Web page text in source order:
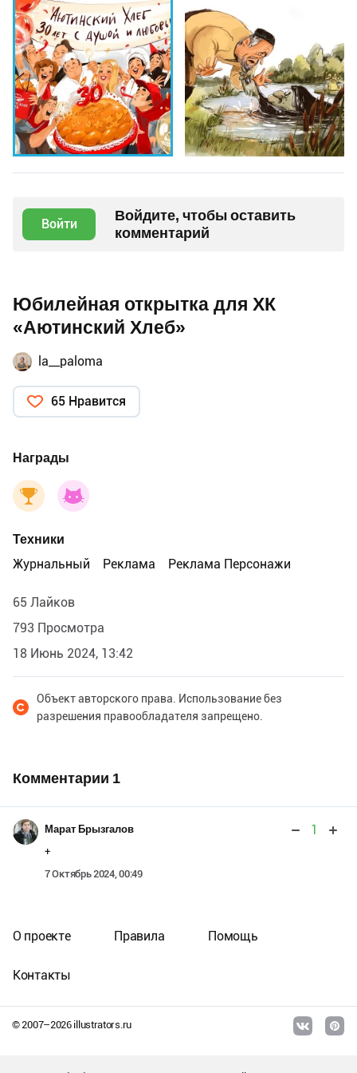
Войти
Войдите, чтобы оставить
комментарий
Юбилейная открытка для ХК
«Аютинский Хлеб»
la__paloma
65 Нравится
Награды
Техники
Журнальный
Реклама Реклама Персонажи
65 Лайков
793 Просмотра
18 Июнь 2024, 13:42
Объект авторского права. Использование без
разрешения правообладателя запрещено.
Комментарии 1
Марат Брызгалов 1
+
7 Октябрь 2024, 00:49
© 2007–2026illustrators.ru
О проекте Правила Помощь
Контакты